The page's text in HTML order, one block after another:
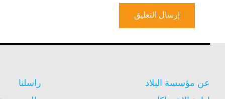
عن مؤسسة البلاد
راسلنا